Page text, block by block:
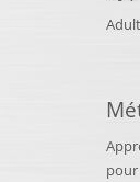
pour